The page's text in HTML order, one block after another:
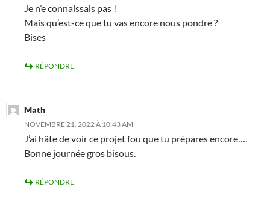
Je n’e connaissais pas !
Mais qu’est-ce que tu vas encore nous pondre ?
Bises
RÉPONDRE
Math
NOVEMBRE 21, 2022 À 10:43 AM
J’ai hâte de voir ce projet fou que tu prépares encore….
Bonne journée gros bisous.
RÉPONDRE